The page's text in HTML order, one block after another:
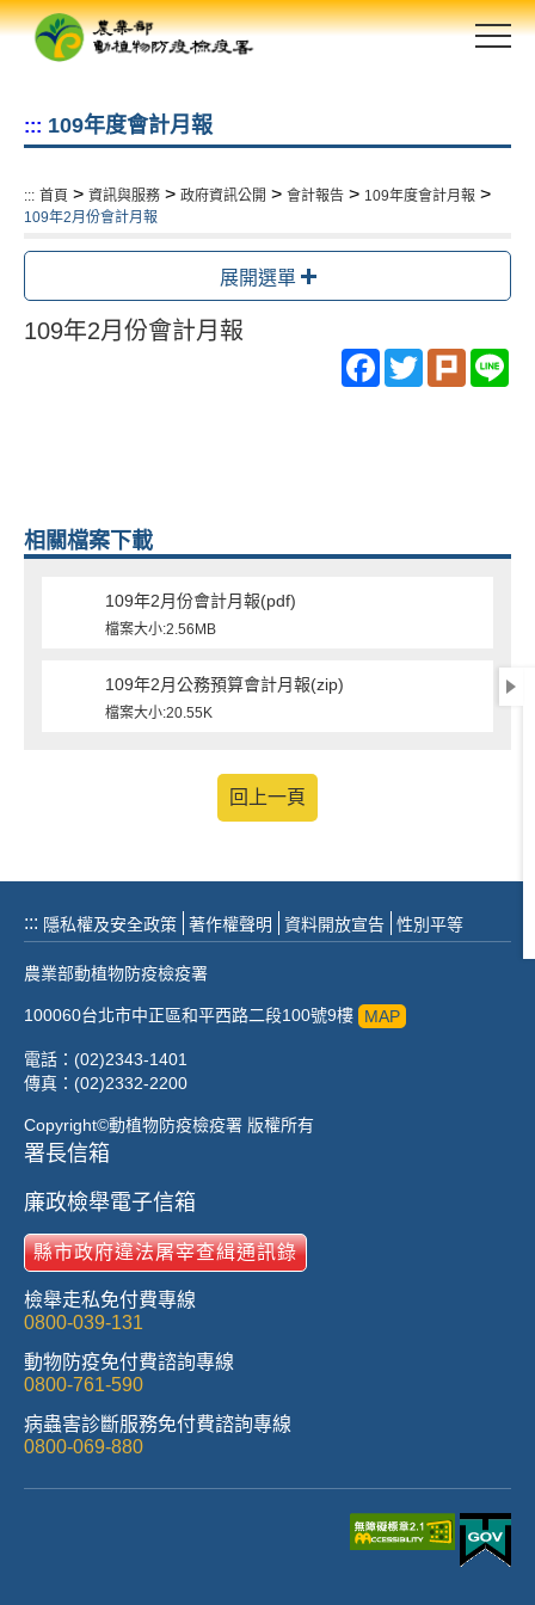
跳
::: 109年度會計月報
::: 首頁 > 資訊與服務 > 政府資訊公開 > 會計報告 > 109年度會計月報 >
109年2月份會計月報
展開選單
109年2月份會計月報
Facebook
TwitterPlurk
相關檔案下載
109年2月份會計月報(pdf)
檔案大小:2.56MB
109年2月公務預算會計月報(zip)
檔案大小:20.55K
回上一頁
::: 隱私權及安全政策 著作權聲明 資料開放宣告 性別平等
農業部動植物防疫檢疫署
100060台北市中正區和平西路二段100號9樓 MAP
電話：(02)2343-1401
傳真：(02)2332-2200
Copyright©動植物防疫檢疫署 版權所有
署長信箱
廉政檢舉電子信箱
縣市政府違法屠宰查緝通訊錄
檢舉走私免付費專線
0800-039-131
動物防疫免付費諮詢專線
0800-761-590
病蟲害診斷服務免付費諮詢專線
0800-069-880